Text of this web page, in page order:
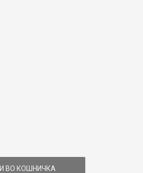
ВО КОШНИЧКА